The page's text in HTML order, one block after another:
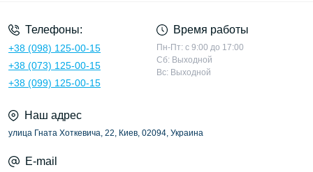
Телефоны:
+38 (098) 125-00-15
+38 (073) 125-00-15
+38 (099) 125-00-15
Время работы
Пн-Пт: с 9:00 до 17:00
Сб: Выходной
Вс: Выходной
Наш адрес
улица Гната Хоткевича, 22, Киев, 02094, Украина
E-mail